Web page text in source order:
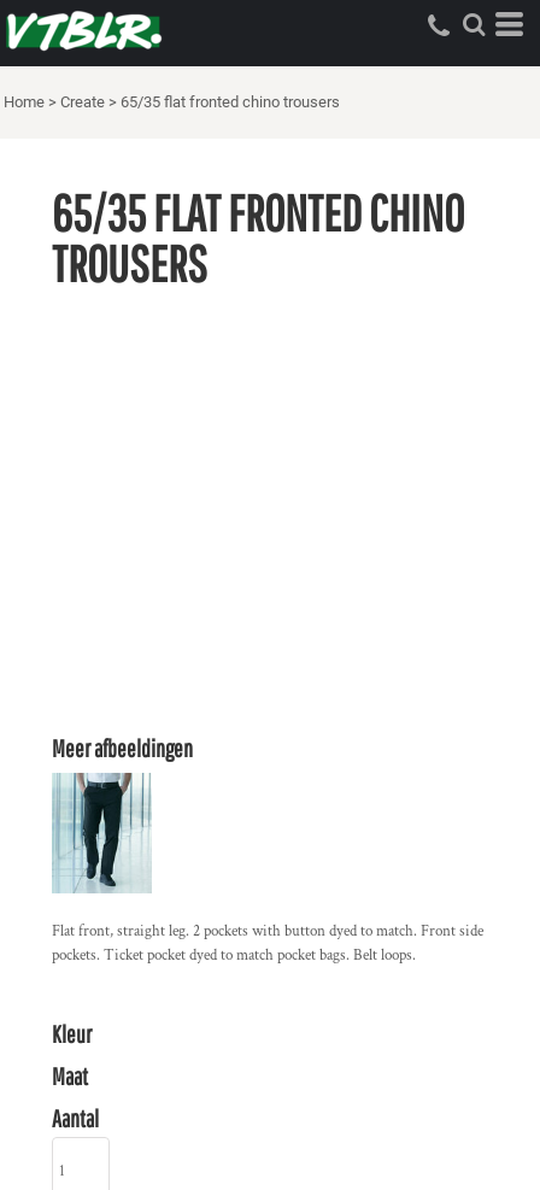
Home > Create > 65/35 flat fronted chino trousers
65/35 FLAT FRONTED CHINO
TROUSERS
Meer afbeeldingen
Flat front, straight leg. 2 pockets with button dyed to match. Front side
pockets. Ticket pocket dyed to match pocket bags. Belt loops.
Kleur
Maat
Aantal